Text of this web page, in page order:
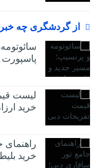
از گردشگری چه
پاسپورت
خرید
راهنمای
خرید